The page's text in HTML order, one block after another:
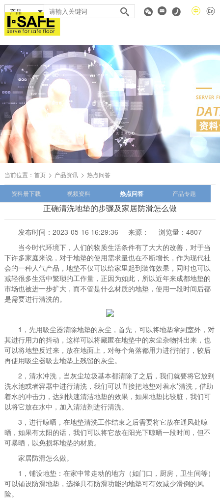
当前位置： 首页 产品资讯 热点问答
资料册下载 视频资料 热点问答 产品专题
正确清洗地垫的步骤及家居防滑怎么做
发布时间：2023-05-16 16:29:36 来源：
浏览量：4807
当今时代环境下，人们的物质生活条件有了大大的改善，对于当
下许多家庭来说，对于地垫的使用需求量也在不断增长，作为现代社
会的一种人气产品，地垫不仅可以给家里起到装饰效果，同时也可以
减轻很多生活中繁琐的工作量，正因为如此，所以近年来成都地垫的
市场也被进一步扩大，而不管是什么材质的地垫，使用一段时间后都
是需要进行清洗的。
1，先用吸尘器清除地垫的灰尘，首先，可以将地垫拿到室外，对
其进行用力的抖动，这样可以将藏匿在地垫中的灰尘杂物抖出来，也
可以将地垫反过来，放在地面上，对每个角落都用力进行拍打，较后
再使用吸尘器吸去地垫上残留的灰尘。
2，清水冲洗，当灰尘垃圾基本都清除了之后，我们就要将它放到
洗水池或者容器中进行清洗，我们可以直接把地垫对着水*清洗，借助
着水的冲击力，达到快速清洁地垫的效果，如果地垫比较脏，我们可
以将它放在水中，加入清洁剂进行清洗。
3，进行晾晒，在地垫清洗工作结束之后需要将它放在通风处晾
晒，如果有太阳的话，我们可以将它放在阳光下晾晒一段时间，但不
可暴晒，以免损坏地垫的材质。
家居防滑怎么做。
1，铺设地垫：在家中常走动的地方（如门口，厨房，卫生间等）
可以铺设防滑地垫，选择具有防滑功能的地垫可有效减少滑倒的风
险。